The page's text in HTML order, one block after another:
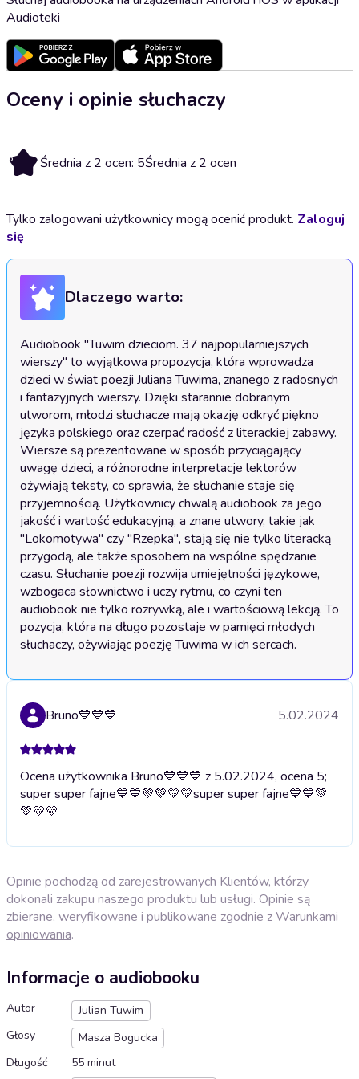
Audioteki
Oceny i opinie słuchaczy
5 Średnia z 2 ocen: 5Średnia z 2 ocen
Tylko zalogowani użytkownicy mogą ocenić produkt. Zaloguj
się
Dlaczego warto:
Audiobook "Tuwim dzieciom. 37 najpopularniejszych
wierszy" to wyjątkowa propozycja, która wprowadza
dzieci w świat poezji Juliana Tuwima, znanego z radosnych
i fantazyjnych wierszy. Dzięki starannie dobranym
utworom, młodzi słuchacze mają okazję odkryć piękno
języka polskiego oraz czerpać radość z literackiej zabawy.
Wiersze są prezentowane w sposób przyciągający
uwagę dzieci, a różnorodne interpretacje lektorów
ożywiają teksty, co sprawia, że słuchanie staje się
przyjemnością. Użytkownicy chwalą audiobook za jego
jakość i wartość edukacyjną, a znane utwory, takie jak
"Lokomotywa" czy "Rzepka", stają się nie tylko literacką
przygodą, ale także sposobem na wspólne spędzanie
czasu. Słuchanie poezji rozwija umiejętności językowe,
wzbogaca słownictwo i uczy rytmu, co czyni ten
audiobook nie tylko rozrywką, ale i wartościową lekcją. To
pozycja, która na długo pozostaje w pamięci młodych
słuchaczy, ożywiając poezję Tuwima w ich sercach.
Bruno💙💙💙 5.02.2024
Ocena użytkownika Bruno💙💙💙 z 5.02.2024, ocena 5;
super super fajne💙💙💚💚💛💛super super fajne💙💙💚
💚💛💛
Opinie pochodzą od zarejestrowanych Klientów, którzy
dokonali zakupu naszego produktu lub usługi. Opinie są
zbierane, weryfikowane i publikowane zgodnie zWarunkami
opiniowania.
Informacje o audiobooku
Autor
Julian Tuwim
Głosy
Masza Bogucka
Długość
55 minut